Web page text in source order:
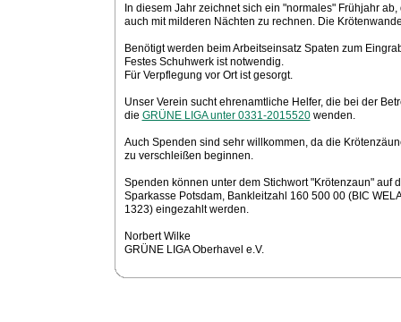
In diesem Jahr zeichnet sich ein "normales" Frühjahr
auch mit milderen Nächten zu rechnen. Die
Benötigt werden beim Arbeitseinsatz Spaten zum
Festes Schuhwerk ist notwendig.
Für Verpflegung vor Ort ist gesorgt.
Unser Verein sucht ehrenamtliche Helfer, die bei der
die GRÜNE LIGA unter 0331-2015520wenden.
Auch Spenden sind sehr willkommen, da die
zu verschleißen beginnen.
Spenden können unter dem Stichwort "Krötenzaun" auf
Sparkasse Potsdam, Bankleitzahl 160 500 00 (BIC
1323) eingezahlt werden.
Norbert Wilke
GRÜNE LIGA Oberhavel e.V.